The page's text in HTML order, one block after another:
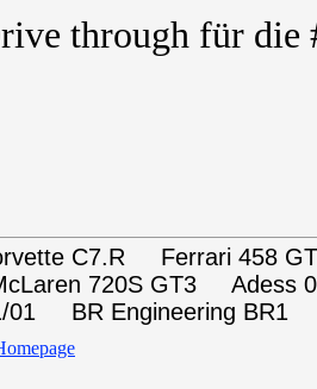
through für
C7.R Ferrari 458
720S GT3
01 BR Engineering BR1